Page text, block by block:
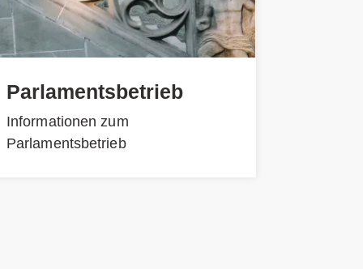
Parlamentsbetrieb
Informationen zum
Parlamentsbetrieb